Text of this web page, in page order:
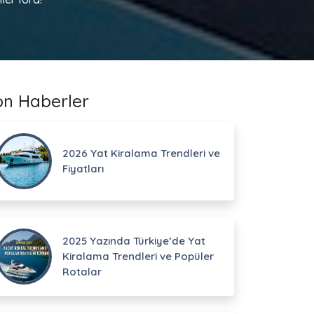
Haberler
2026 Yat Kiralama Trendleri ve
Fiyatları
2025 Yazında Türkiye’de Yat
Kiralama Trendleri ve Popüler
Rotalar